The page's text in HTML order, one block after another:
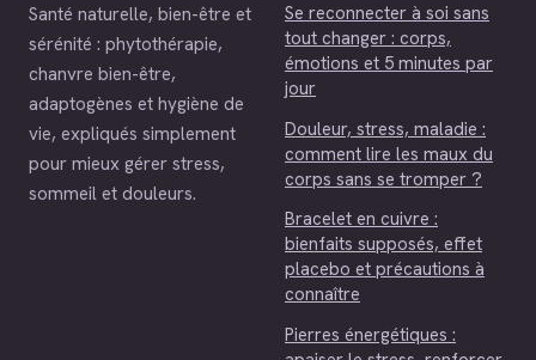
Santé naturelle, bien-être et
sérénité : phytothérapie,
chanvre bien-être,
adaptogènes et hygiène de
vie, expliqués simplement
pour mieux gérer stress,
sommeil et douleurs.
Se reconnecter à soi sans
tout changer : corps,
émotions et 5 minutes par
jour
Douleur, stress, maladie :
comment lire les maux du
corps sans se tromper ?
Bracelet en cuivre :
bienfaits supposés, effet
placebo et précautions à
connaître
Pierres énergétiques :